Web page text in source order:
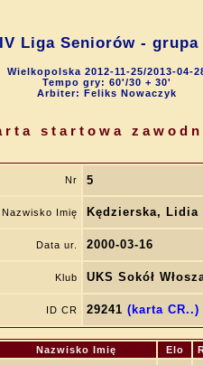
IV Liga Seniorów - grupa
Wielkopolska 2012-11-25/2013-04-
Tempo gry: 60'/30 + 30'
Arbiter: Feliks Nowaczyk
startowa
Nr 5
Nazwisko Imię Kędzierska, Lidia
Data ur. 2000-03-16
Klub UKS Sokół
ID CR 29241 (karta CR..)
Nazwisko Imię Elo